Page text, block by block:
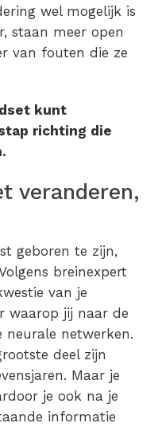
wel mogelijk is
staan meer open
van fouten die ze
kunt
richting die
veranderen,
geboren te zijn,
breinexpert
van je
waarop jij naar de
netwerken.
deel zijn
Maar je
je ook na je
informatie